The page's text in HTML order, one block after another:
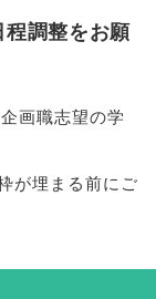
調整をお願
画職志望の学
が埋まる前にご